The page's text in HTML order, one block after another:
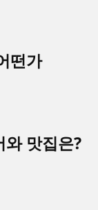
떤가
맛집은?